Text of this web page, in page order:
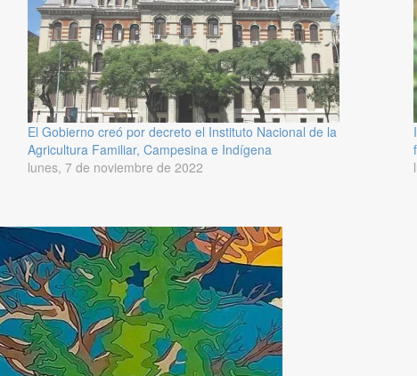
El Gobierno creó por decreto el Instituto Nacional de la
Agricultura Familiar, Campesina e Indígena
lunes, 7 de noviembre de 2022